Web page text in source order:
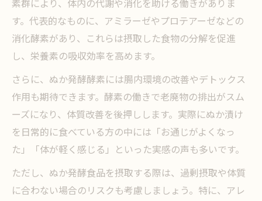
ぬかの水分と塩分調整で発酵を安定化
発酵ぬか床の温度管理と酵素活性化法
酵素パワーでぬか漬けが変わる理由
ぬか酵素の働きで食感と香りが向上する理
由
ぬか漬けの栄養価を高める酵素の効果とは
発酵ぬかを活かす漬け込みのポイント
す。代表的なものに、アミラーゼやプロテアーゼなどの
消化酵素があり、これらは摂取した食物の分解を促進
し、栄養素の吸収効率を高めます。
さらに、ぬか発酵酵素には腸内環境の改善やデトックス
作用も期待できます。酵素の働きで老廃物の排出がスム
ーズになり、体質改善を後押しします。実際にぬか漬け
を日常的に食べている方の中には「お通じがよくなっ
た」「体が軽く感じる」といった実感の声も多いです。
ただし、ぬか発酵食品を摂取する際は、過剰摂取や体質
に合わない場合のリスクも考慮しましょう。特に、アレ